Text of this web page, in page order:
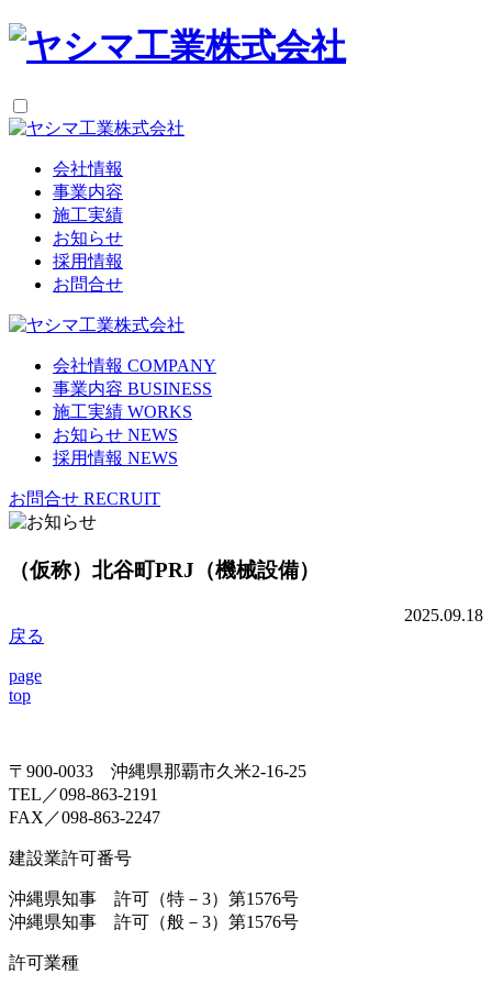
会社情報
事業内容
施工実績
お知らせ
採用情報
お問合せ
会社情報 COMPANY
事業内容 BUSINESS
施工実績 WORKS
お知らせ NEWS
採用情報 NEWS
お問合せ RECRUIT
（仮称）北谷町PRJ（機械設備）
2025.09.18
戻る
page
top
〒900-0033 沖縄県那覇市久米2-16-25
TEL／098-863-2191
FAX／098-863-2247
建設業許可番号
沖縄県知事 許可（特－3）第1576号
沖縄県知事 許可（般－3）第1576号
許可業種